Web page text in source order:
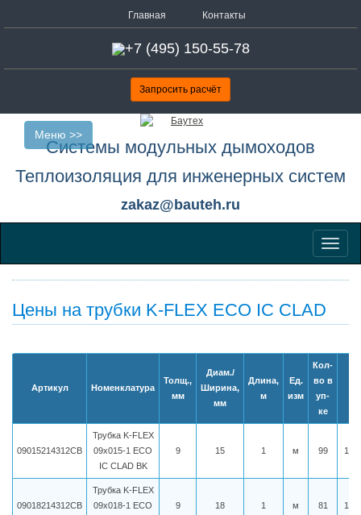
Главная Контакты
+7 (495) 150-55-78
Запросить расчёт
Системы модульных дымоходов
Теплоизоляция для инженерных систем
zakaz@bauteh.ru
Меню
Меню >>
Цены на трубки K-FLEX ECO IC CLAD
Артикул Номенклатура
Толщ.,
мм
Диам./
Ширина,
мм
Длина,
м
Ед.
изм
Кол-
во в
уп-
ке
09015214312CB
Трубка K-FLEX
09x015-1 ECO
IC CLAD BK
9 15 1 м 99
09018214312CB
Трубка K-FLEX
09x018-1 ECO
9 18 1 м 81